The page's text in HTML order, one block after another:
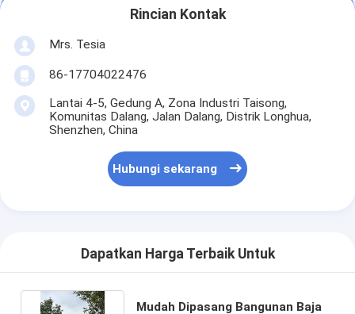
Rincian Kontak
Mrs. Tesia
86-17704022476
Lantai 4-5, Gedung A, Zona Industri Taisong,
Komunitas Dalang, Jalan Dalang, Distrik Longhua,
Shenzhen, China
Hubungi sekarang
Dapatkan Harga Terbaik Untuk
Mudah Dipasang Bangunan Baja